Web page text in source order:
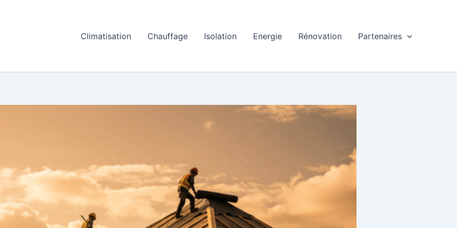
Climatisation Chauffage Isolation Energie Rénovation Partenaires